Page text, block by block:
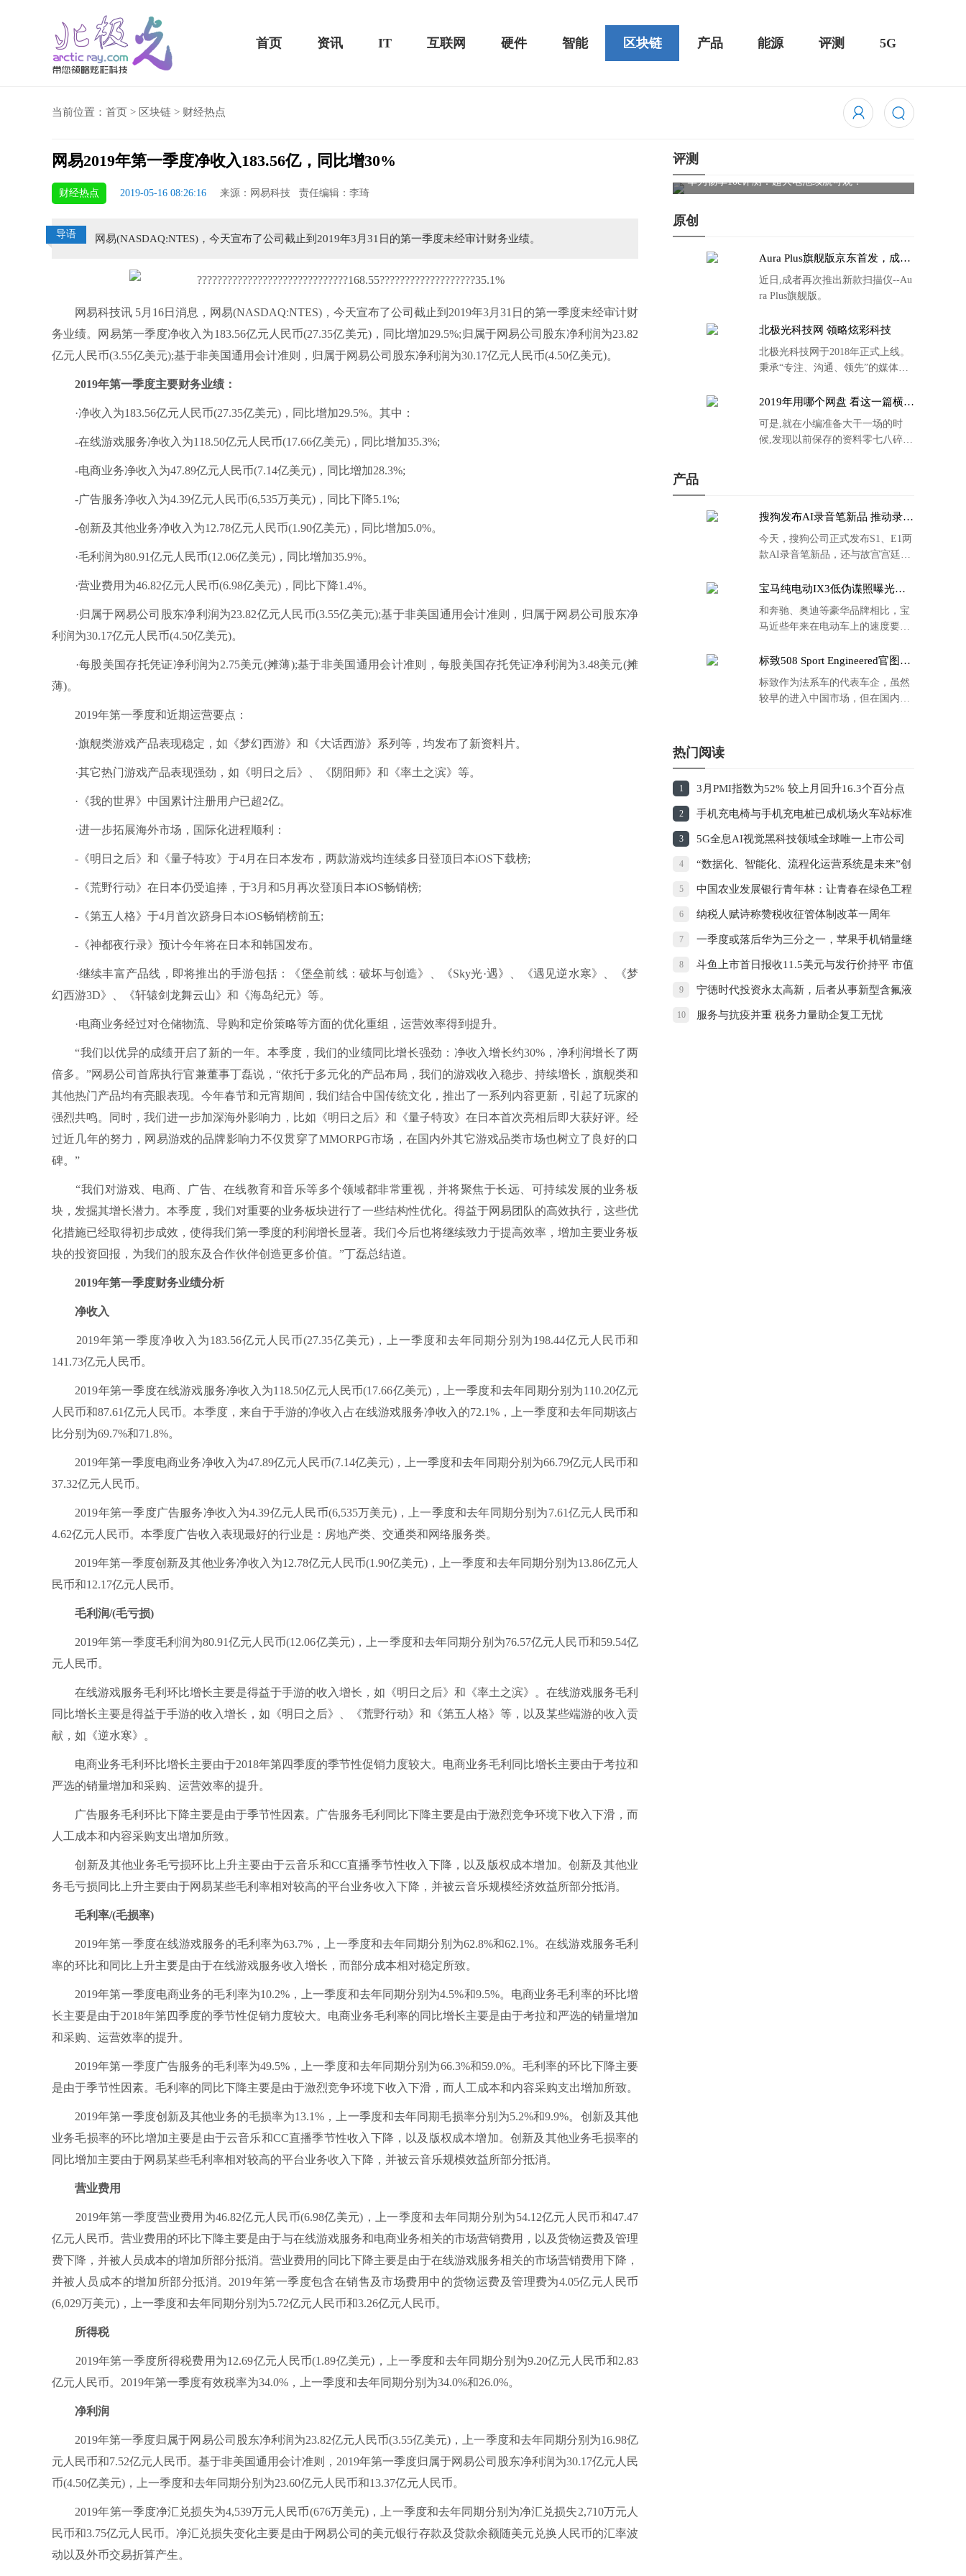
首页 资讯 IT 互联网 硬件 智能 区块链 产品 能源 评测 5G
当前位置： 首页 > 区块链 > 财经热点
网易2019年第一季度净收入183.56亿，同比增30%
财经热点 2019-05-16 08:26:16 来源：网易科技 责任编辑：李琦
导语 网易(NASDAQ:NTES)，今天宣布了公司截止到2019年3月31日的第一季度未经审计财务业绩。
网易科技讯 5月16日消息，网易(NASDAQ:NTES)，今天宣布了公司截止到2019年3月31日的第一季度未经审计财
务业绩。网易第一季度净收入为183.56亿元人民币(27.35亿美元)，同比增加29.5%;归属于网易公司股东净利润为23.82
亿元人民币(3.55亿美元);基于非美国通用会计准则，归属于网易公司股东净利润为30.17亿元人民币(4.50亿美元)。
2019年第一季度主要财务业绩：
·净收入为183.56亿元人民币(27.35亿美元)，同比增加29.5%。其中：
-在线游戏服务净收入为118.50亿元人民币(17.66亿美元)，同比增加35.3%;
-电商业务净收入为47.89亿元人民币(7.14亿美元)，同比增加28.3%;
-广告服务净收入为4.39亿元人民币(6,535万美元)，同比下降5.1%;
-创新及其他业务净收入为12.78亿元人民币(1.90亿美元)，同比增加5.0%。
·毛利润为80.91亿元人民币(12.06亿美元)，同比增加35.9%。
·营业费用为46.82亿元人民币(6.98亿美元)，同比下降1.4%。
·归属于网易公司股东净利润为23.82亿元人民币(3.55亿美元);基于非美国通用会计准则，归属于网易公司股东净
利润为30.17亿元人民币(4.50亿美元)。
·每股美国存托凭证净利润为2.75美元(摊薄);基于非美国通用会计准则，每股美国存托凭证净利润为3.48美元(摊
薄)。
2019年第一季度和近期运营要点：
·旗舰类游戏产品表现稳定，如《梦幻西游》和《大话西游》系列等，均发布了新资料片。
·其它热门游戏产品表现强劲，如《明日之后》、《阴阳师》和《率土之滨》等。
·《我的世界》中国累计注册用户已超2亿。
·进一步拓展海外市场，国际化进程顺利：
-《明日之后》和《量子特攻》于4月在日本发布，两款游戏均连续多日登顶日本iOS下载榜;
-《荒野行动》在日本仍受追捧，于3月和5月再次登顶日本iOS畅销榜;
-《第五人格》于4月首次跻身日本iOS畅销榜前五;
-《神都夜行录》预计今年将在日本和韩国发布。
·继续丰富产品线，即将推出的手游包括：《堡垒前线：破坏与创造》、《Sky光·遇》、《遇见逆水寒》、《梦
幻西游3D》、《轩辕剑龙舞云山》和《海岛纪元》等。
·电商业务经过对仓储物流、导购和定价策略等方面的优化重组，运营效率得到提升。
“我们以优异的成绩开启了新的一年。本季度，我们的业绩同比增长强劲：净收入增长约30%，净利润增长了两
倍多。”网易公司首席执行官兼董事丁磊说，“依托于多元化的产品布局，我们的游戏收入稳步、持续增长，旗舰类和
其他热门产品均有亮眼表现。今年春节和元宵期间，我们结合中国传统文化，推出了一系列内容更新，引起了玩家的
强烈共鸣。同时，我们进一步加深海外影响力，比如《明日之后》和《量子特攻》在日本首次亮相后即大获好评。经
过近几年的努力，网易游戏的品牌影响力不仅贯穿了MMORPG市场，在国内外其它游戏品类市场也树立了良好的口
碑。”
“我们对游戏、电商、广告、在线教育和音乐等多个领域都非常重视，并将聚焦于长远、可持续发展的业务板
块，发掘其增长潜力。本季度，我们对重要的业务板块进行了一些结构性优化。得益于网易团队的高效执行，这些优
化措施已经取得初步成效，使得我们第一季度的利润增长显著。我们今后也将继续致力于提高效率，增加主要业务板
块的投资回报，为我们的股东及合作伙伴创造更多价值。”丁磊总结道。
2019年第一季度财务业绩分析
净收入
2019年第一季度净收入为183.56亿元人民币(27.35亿美元)，上一季度和去年同期分别为198.44亿元人民币和
141.73亿元人民币。
2019年第一季度在线游戏服务净收入为118.50亿元人民币(17.66亿美元)，上一季度和去年同期分别为110.20亿元
人民币和87.61亿元人民币。本季度，来自于手游的净收入占在线游戏服务净收入的72.1%，上一季度和去年同期该占
比分别为69.7%和71.8%。
2019年第一季度电商业务净收入为47.89亿元人民币(7.14亿美元)，上一季度和去年同期分别为66.79亿元人民币和
37.32亿元人民币。
2019年第一季度广告服务净收入为4.39亿元人民币(6,535万美元)，上一季度和去年同期分别为7.61亿元人民币和
4.62亿元人民币。本季度广告收入表现最好的行业是：房地产类、交通类和网络服务类。
2019年第一季度创新及其他业务净收入为12.78亿元人民币(1.90亿美元)，上一季度和去年同期分别为13.86亿元人
民币和12.17亿元人民币。
毛利润/(毛亏损)
2019年第一季度毛利润为80.91亿元人民币(12.06亿美元)，上一季度和去年同期分别为76.57亿元人民币和59.54亿
元人民币。
在线游戏服务毛利环比增长主要是得益于手游的收入增长，如《明日之后》和《率土之滨》。在线游戏服务毛利
同比增长主要是得益于手游的收入增长，如《明日之后》、《荒野行动》和《第五人格》等，以及某些端游的收入贡
献，如《逆水寒》。
电商业务毛利环比增长主要由于2018年第四季度的季节性促销力度较大。电商业务毛利同比增长主要由于考拉和
严选的销量增加和采购、运营效率的提升。
广告服务毛利环比下降主要是由于季节性因素。广告服务毛利同比下降主要是由于激烈竞争环境下收入下滑，而
人工成本和内容采购支出增加所致。
创新及其他业务毛亏损环比上升主要由于云音乐和CC直播季节性收入下降，以及版权成本增加。创新及其他业
务毛亏损同比上升主要由于网易某些毛利率相对较高的平台业务收入下降，并被云音乐规模经济效益所部分抵消。
毛利率/(毛损率)
2019年第一季度在线游戏服务的毛利率为63.7%，上一季度和去年同期分别为62.8%和62.1%。在线游戏服务毛利
率的环比和同比上升主要是由于在线游戏服务收入增长，而部分成本相对稳定所致。
2019年第一季度电商业务的毛利率为10.2%，上一季度和去年同期分别为4.5%和9.5%。电商业务毛利率的环比增
长主要是由于2018年第四季度的季节性促销力度较大。电商业务毛利率的同比增长主要是由于考拉和严选的销量增加
和采购、运营效率的提升。
2019年第一季度广告服务的毛利率为49.5%，上一季度和去年同期分别为66.3%和59.0%。毛利率的环比下降主要
是由于季节性因素。毛利率的同比下降主要是由于激烈竞争环境下收入下滑，而人工成本和内容采购支出增加所致。
2019年第一季度创新及其他业务的毛损率为13.1%，上一季度和去年同期毛损率分别为5.2%和9.9%。创新及其他
业务毛损率的环比增加主要是由于云音乐和CC直播季节性收入下降，以及版权成本增加。创新及其他业务毛损率的
同比增加主要由于网易某些毛利率相对较高的平台业务收入下降，并被云音乐规模效益所部分抵消。
营业费用
2019年第一季度营业费用为46.82亿元人民币(6.98亿美元)，上一季度和去年同期分别为54.12亿元人民币和47.47
亿元人民币。营业费用的环比下降主要是由于与在线游戏服务和电商业务相关的市场营销费用，以及货物运费及管理
费下降，并被人员成本的增加所部分抵消。营业费用的同比下降主要是由于在线游戏服务相关的市场营销费用下降，
并被人员成本的增加所部分抵消。2019年第一季度包含在销售及市场费用中的货物运费及管理费为4.05亿元人民币
(6,029万美元)，上一季度和去年同期分别为5.72亿元人民币和3.26亿元人民币。
所得税
2019年第一季度所得税费用为12.69亿元人民币(1.89亿美元)，上一季度和去年同期分别为9.20亿元人民币和2.83
亿元人民币。2019年第一季度有效税率为34.0%，上一季度和去年同期分别为34.0%和26.0%。
净利润
2019年第一季度归属于网易公司股东净利润为23.82亿元人民币(3.55亿美元)，上一季度和去年同期分别为16.98亿
元人民币和7.52亿元人民币。基于非美国通用会计准则，2019年第一季度归属于网易公司股东净利润为30.17亿元人民
币(4.50亿美元)，上一季度和去年同期分别为23.60亿元人民币和13.37亿元人民币。
2019年第一季度净汇兑损失为4,539万元人民币(676万美元)，上一季度和去年同期分别为净汇兑损失2,710万元人
民币和3.75亿元人民币。净汇兑损失变化主要是由于网易公司的美元银行存款及贷款余额随美元兑换人民币的汇率波
动以及外币交易折算产生。
评测
华为畅享10e评测：超大电池续航可观！
原创
Aura Plus旗舰版京东首发，成者
近日,成者再次推出新款扫描仪--Au
ra Plus旗舰版。
北极光科技网 领略炫彩科技
北极光科技网于2018年正式上线。
秉承“专注、沟通、领先”的媒体理
2019年用哪个网盘 看这一篇横评
可是,就在小编准备大干一场的时
候,发现以前保存的资料零七八碎,
产品
搜狗发布AI录音笔新品 推动录音
今天，搜狗公司正式发布S1、E1两
款AI录音笔新品，还与故宫宫廷文
的故宫宫廷联名款。
宝马纯电动IX3低伪谍照曝光：
和奔驰、奥迪等豪华品牌相比，宝
马近些年来在电动车上的速度要慢
标致508 Sport Engineered官图发
标致作为法系车的代表车企，虽然
较早的进入中国市场，但在国内的
热门阅读
1 3月PMI指数为52% 较上月回升16.3个百分点
2 手机充电椅与手机充电桩已成机场火车站标准
配置，有充科技再获3000万Pre-A融资
3 5G全息AI视觉黑科技领域全球唯一上市公司
——WiMi微美云息赴美IPO纳斯达克上市
4 “数据化、智能化、流程化运营系统是未来”创
易·账易专注中小微企业智能财税管理
5 中国农业发展银行青年林：让青春在绿色工程
中闪光
6 纳税人赋诗称赞税收征管体制改革一周年
7 一季度或落后华为三分之一，苹果手机销量继
续下滑
8 斗鱼上市首日报收11.5美元与发行价持平 市值
约37亿
9 宁德时代投资永太高新，后者从事新型含氟液
晶材料研发等
10 服务与抗疫并重 税务力量助企复工无忧